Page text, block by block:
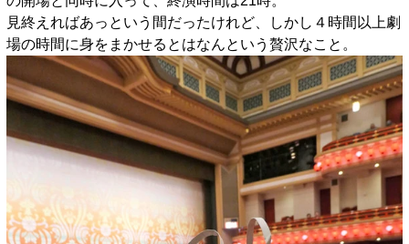
見終えればあっという間だったけれど、しかし４時間以上劇
場の時間に身をまかせるとはなんという贅沢なこと。